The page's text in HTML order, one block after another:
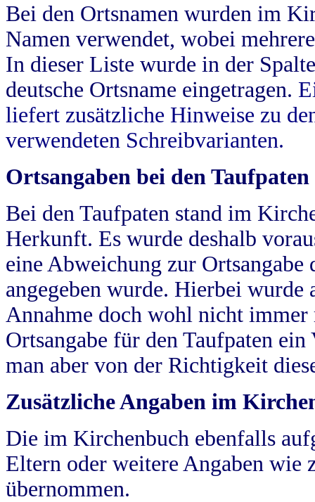
Bei den Ortsnamen wurden im
Namen verwendet, wobei
In dieser Liste wurde in der
deutsche Ortsname eingetragen.
liefert zusätzliche Hinweise zu
verwendeten Schreibvarianten.
Ortsangaben bei den Taufpaten
Bei den Taufpaten stand im
Herkunft. Es wurde deshalb
eine Abweichung zur
angegeben wurde. Hierbei wurde
Annahme doch wohl nicht
Ortsangabe für den Taufpaten
man aber von der Richtigkeit
Zusätzliche Angaben im
Die im Kirchenbuch ebenfalls
Eltern oder weitere Angaben wie
übernommen.